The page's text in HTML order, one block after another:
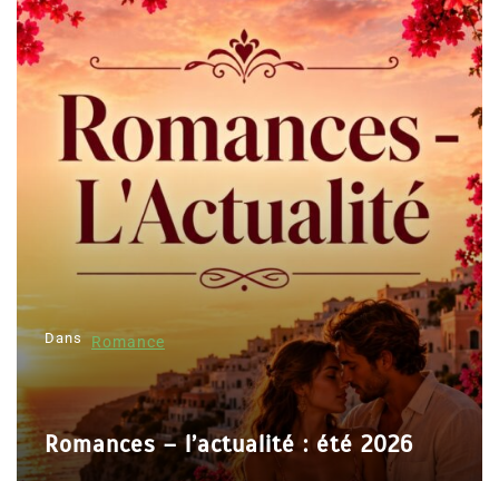
Dans Romance
Romances – l’actualité : été 2026